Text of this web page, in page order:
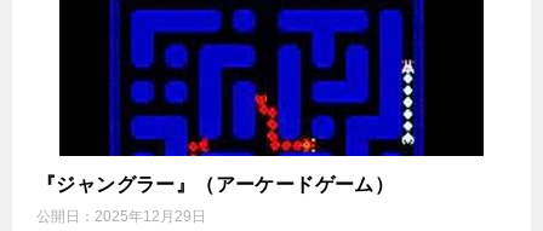
『ジャングラー』（アーケードゲーム）
公開日： 2025年12月29日